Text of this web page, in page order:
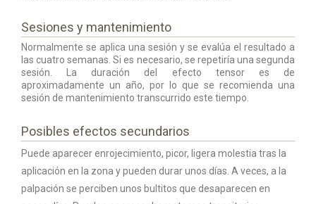
Sesiones y mantenimiento
Normalmente se aplica una sesión y se evalúa el resultado a
las cuatro semanas. Si es necesario, se repetiría una segunda
sesión. La duración del efecto tensor es de
aproximadamente un año, por lo que se recomienda una
sesión de mantenimiento transcurrido este tiempo.
Posibles efectos secundarios
Puede aparecer enrojecimiento, picor, ligera molestia tras la
aplicación en la zona y pueden durar unos días. A veces, a la
palpación se perciben unos bultitos que desaparecen en